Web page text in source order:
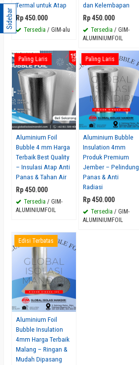
Termal untuk Atap
Rp 450.000
Tersedia / GIM-alu
dan Kelembapan
Rp 450.000
Tersedia / GIM-
ALUMINIUMFOIL
Paling Laris
Aluminium Foil
Bubble 4 mm Harga
Terbaik Best Quality
– Insulasi Atap Anti
Panas & Tahan Air
Rp 450.000
Tersedia / GIM-
ALUMINIUMFOIL
Paling Laris
Aluminium Bubble
Insulation 4mm
Produk Premium
Jember – Pelindung
Panas & Anti
Radiasi
Rp 450.000
Tersedia / GIM-
ALUMINIUMFOIL
Edisi Terbatas
Aluminium Foil
Bubble Insulation
4mm Harga Terbaik
Malang – Ringan &
Mudah Dipasang
Sidebar